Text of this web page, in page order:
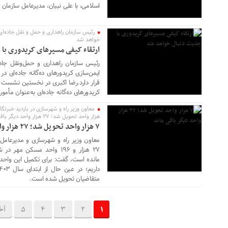
اسلامی، با علی نبیان، مدیرعامل
رئیس سازمان راهداری و حمل و نقل
خواهد شد
ارتقاء کیفی مسیرهای کریدوری
رئیس سازمان راهداری و حمل‌ونقل
ایمن‌سازی کریدورهای ده‌گانه
قرار دارد.رضا اکبری در نخستین نشست
کریدورهای ده‌گانه جاده‌ای به‌عنوان
هزار واحد تحویل شد؛ ۲۷ هزار واحد دیگر باقی ماند
۷ هزار واحد تحویل شد؛ ۲۷ هزار واحد دیگر باقی ماند
معاون وزیر راه و شهرسازی و
۲۷ هزار و ۱۹۶ واحد
متقاضیان تحویل شده است.
1
2
3
4
5